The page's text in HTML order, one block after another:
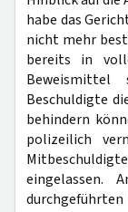
habe das
nicht mehr
bereits in
Beschuldigte
behindern
polizeilich
eingelassen.